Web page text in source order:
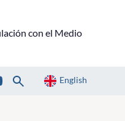
con el Medio
English